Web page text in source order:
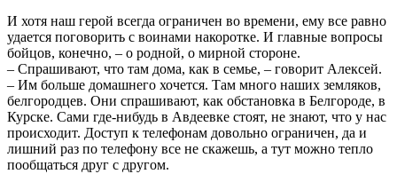
И хотя наш герой всегда ограничен во времени, ему все равно
удается поговорить с воинами накоротке. И главные вопросы
бойцов, конечно, – о родной, о мирной стороне.
– Спрашивают, что там дома, как в семье, – говорит Алексей.
– Им больше домашнего хочется. Там много наших земляков,
белгородцев. Они спрашивают, как обстановка в Белгороде, в
Курске. Сами где-нибудь в Авдеевке стоят, не знают, что у нас
происходит. Доступ к телефонам довольно ограничен, да и
лишний раз по телефону все не скажешь, а тут можно тепло
пообщаться друг с другом.